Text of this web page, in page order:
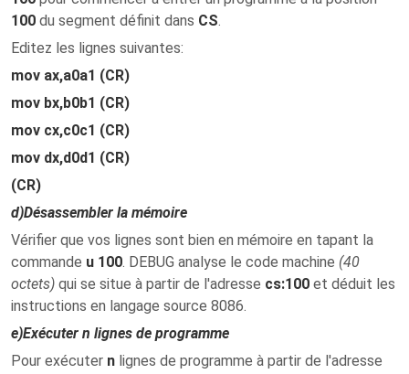
100 du segment définit dans CS.
Editez les lignes suivantes:
mov ax,a0a1 (CR)
mov bx,b0b1 (CR)
mov cx,c0c1 (CR)
mov dx,d0d1 (CR)
(CR)
d)Désassembler la mémoire
Vérifier que vos lignes sont bien en mémoire en tapant la
commande u 100. DEBUG analyse le code machine (40
octets) qui se situe à partir de l'adresse cs:100 et déduit les
instructions en langage source 8086.
e)Exécuter n lignes de programme
Pour exécuter n lignes de programme à partir de l'adresse